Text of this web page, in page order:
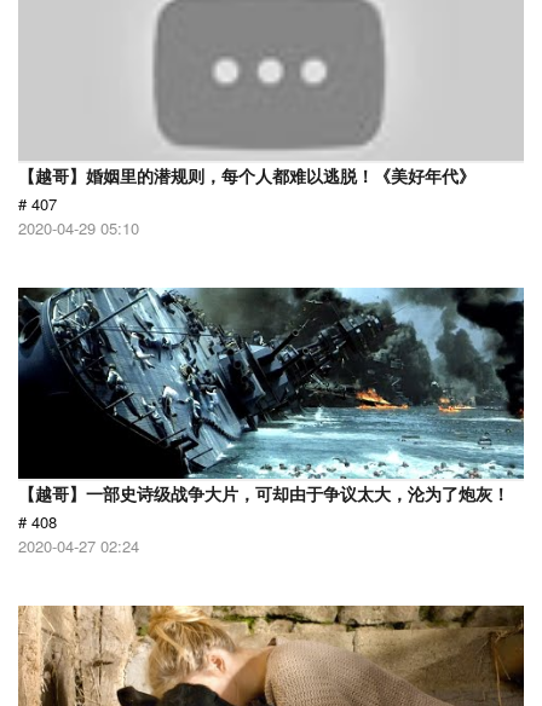
【越哥】婚姻里的潜规则，每个人都难以逃脱！《美好年代》
# 407
2020-04-29 05:10
【越哥】一部史诗级战争大片，可却由于争议太大，沦为了炮灰！
# 408
2020-04-27 02:24